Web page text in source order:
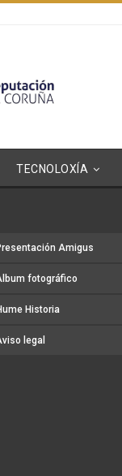
TECNOLOXÍA
Amigus
fotográfico
Historia
legal